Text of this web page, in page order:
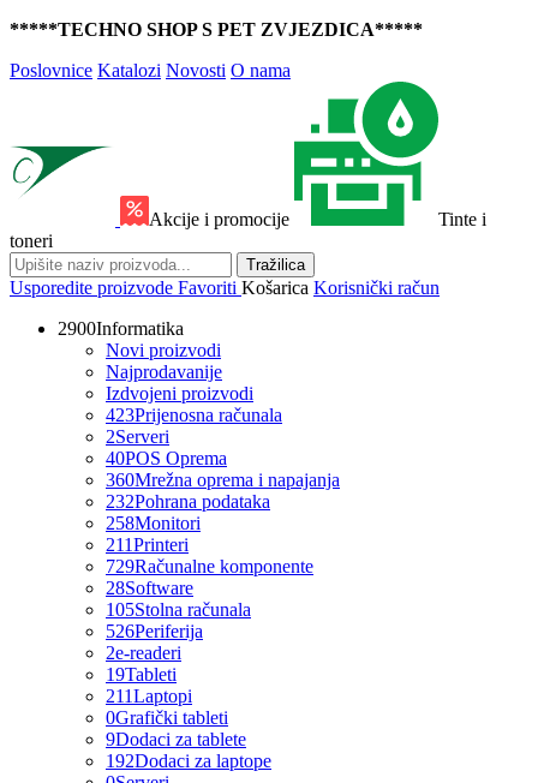
*****TECHNO SHOP S PET ZVJEZDICA*****
Poslovnice Katalozi Novosti O nama
Akcije i promocije
Tinte i
toneri
Tražilica
Usporedite proizvode Favoriti Košarica Korisnički račun
2900Informatika
Novi proizvodi
Najprodavanije
Izdvojeni proizvodi
423Prijenosna računala
2Serveri
40POS Oprema
360Mrežna oprema i napajanja
232Pohrana podataka
258Monitori
211Printeri
729Računalne komponente
28Software
105Stolna računala
526Periferija
2e-readeri
19Tableti
211Laptopi
0Grafički tableti
9Dodaci za tablete
192Dodaci za laptope